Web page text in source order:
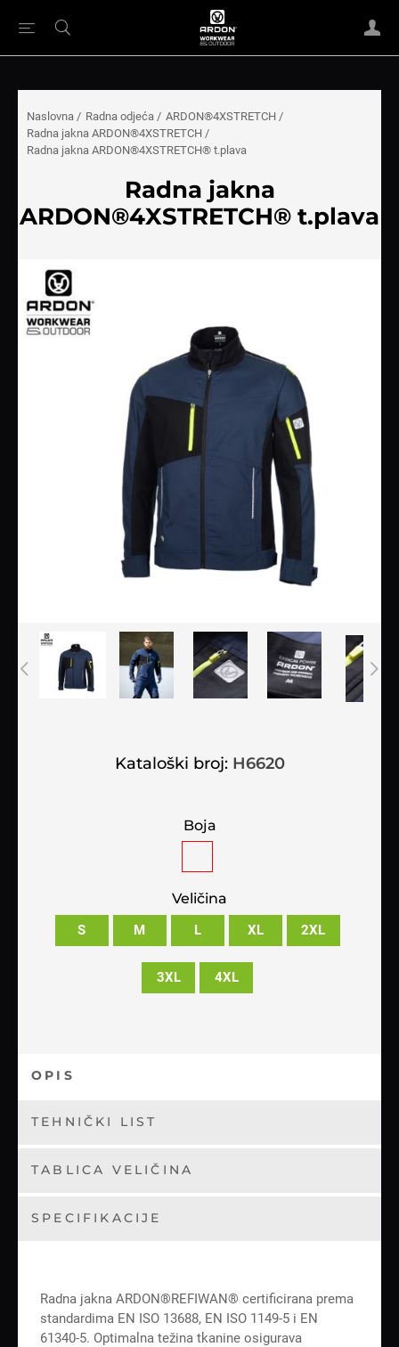
Naslovna / Radna odjeća / ARDON®4XSTRETCH /
Radna jakna ARDON®4XSTRETCH /
Radna jakna ARDON®4XSTRETCH® t.plava
Radna jakna
ARDON®4XSTRETCH® t.plava
Kataloški broj: H6620
Boja
Veličina
S M L XL 2XL
3XL 4XL
OPIS
TEHNIČKI LIST
TABLICA VELIČINA
SPECIFIKACIJE
Radna jakna ARDON®REFIWAN® certificirana prema
standardima EN ISO 13688, EN ISO 1149-5 i EN
61340-5. Optimalna težina tkanine osigurava